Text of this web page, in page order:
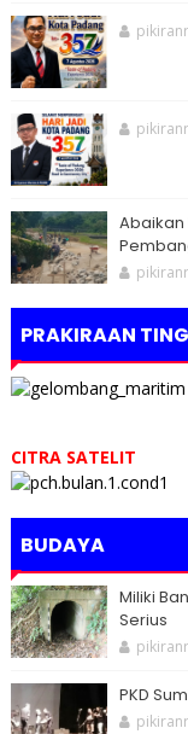
Abaikan
PRAKIRAAN
CITRA SATELIT
BUDAYA
Miliki
Serius
PKD